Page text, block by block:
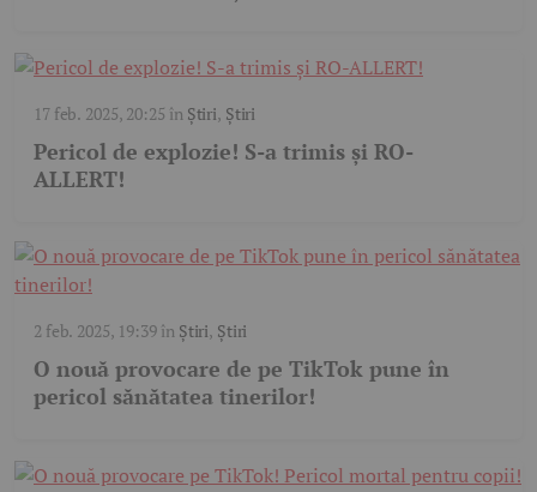
17 feb. 2025, 20:25 în Știri, Știri
Pericol de explozie! S-a trimis și RO-
ALLERT!
2 feb. 2025, 19:39în Știri, Știri
O nouă provocare de pe TikTok pune în
pericol sănătatea tinerilor!